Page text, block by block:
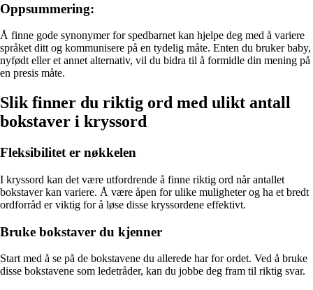
Oppsummering:
Å finne gode synonymer for spedbarnet kan hjelpe deg med å variere
språket ditt og kommunisere på en tydelig måte. Enten du bruker baby,
nyfødt eller et annet alternativ, vil du bidra til å formidle din mening på
en presis måte.
Slik finner du riktig ord med ulikt antall
bokstaver i kryssord
Fleksibilitet er nøkkelen
I kryssord kan det være utfordrende å finne riktig ord når antallet
bokstaver kan variere. Å være åpen for ulike muligheter og ha et bredt
ordforråd er viktig for å løse disse kryssordene effektivt.
Bruke bokstaver du kjenner
Start med å se på de bokstavene du allerede har for ordet. Ved å bruke
disse bokstavene som ledetråder, kan du jobbe deg fram til riktig svar.